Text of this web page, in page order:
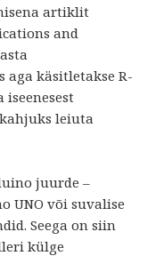
artiklit
and
aga käsitletakse R-
leiuta
juurde –
UNO või suvalise
Seega on siin
külge